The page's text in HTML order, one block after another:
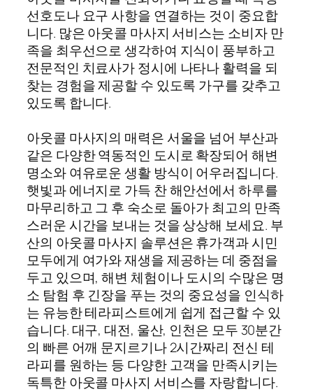
선호도나 요구 사항을 연결하는 것이 중요합
니다. 많은 아웃콜 마사지 서비스는 소비자 만
족을 최우선으로 생각하여 지식이 풍부하고
전문적인 치료사가 정시에 나타나 활력을 되
찾는 경험을 제공할 수 있도록 가구를 갖추고
있도록 합니다.
아웃콜 마사지의 매력은 서울을 넘어 부산과
같은 다양한 역동적인 도시로 확장되어 해변
명소와 여유로운 생활 방식이 어우러집니다.
햇빛과 에너지로 가득 찬 해안선에서 하루를
마무리하고 그 후 숙소로 돌아가 최고의 만족
스러운 시간을 보내는 것을 상상해 보세요. 부
산의 아웃콜 마사지 솔루션은 휴가객과 시민
모두에게 여가와 재생을 제공하는 데 중점을
두고 있으며, 해변 체험이나 도시의 수많은 명
소 탐험 후 긴장을 푸는 것의 중요성을 인식하
는 유능한 테라피스트에게 쉽게 접근할 수 있
습니다. 대구, 대전, 울산, 인천은 모두 30분간
의 빠른 어깨 문지르기나 2시간짜리 전신 테
라피를 원하는 등 다양한 고객을 만족시키는
독특한 아웃콜 마사지 서비스를 자랑합니다.